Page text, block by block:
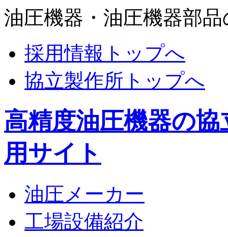
油圧機器・油圧機器部
採用情報トップへ
協立製作所トップへ
高精度油圧機器の
用サイト
油圧メーカー
工場設備紹介